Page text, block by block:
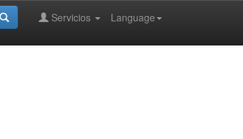
Language
Servicios